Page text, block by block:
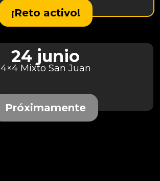
¡Reto activo!
24 junio
4×4 Mixto San Juan
Próximamente